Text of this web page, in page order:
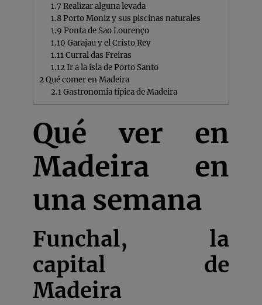
1.7 Realizar alguna levada
1.8Porto Moniz y sus piscinas naturales
1.9 Ponta de Sao Lourenço
1.10 Garajau y el Cristo Rey
1.11Curral das Freiras
1.12Ir a la isla de Porto Santo
2Qué comer en Madeira
2.1Gastronomía típica de Madeira
Qué ver en
Madeira en
una semana
Funchal, la
capital de
Madeira